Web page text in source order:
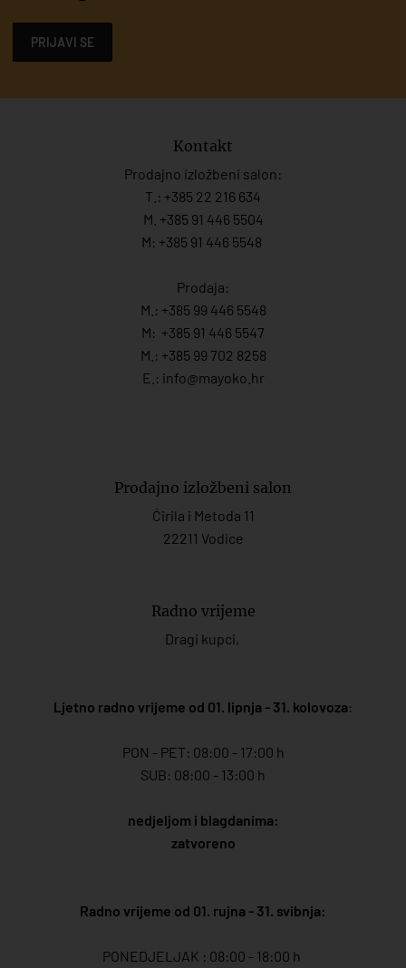
PRIJAVI SE
Kontakt
Prodajno izložbeni salon:
T.: +385 22 216 634
M. +385 91 446 5504
M: +385 91 446 5548
Prodaja:
M.: +385 99 446 5548
M: +385 91 446 5547
M.: +385 99 702 8258
E.: info@mayoko. hr
Prodajno izložbeni salon
Ćirila i Metoda 11
22211 Vodice
Radno vrijeme
Dragi kupci,
Ljetno radno vrijeme od 01. lipnja - 31. kolovoza:
PON - PET: 08:00 - 17:00 h
SUB: 08:00 - 13:00 h
nedjeljom i blagdanima:
zatvoreno
Radno vrijeme od 01. rujna - 31. svibnja:
PONEDJELJAK : 08:00 - 18:00 h